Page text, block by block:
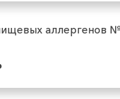
аллергенов №